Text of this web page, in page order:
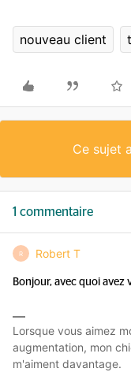
nouveau client
Ce sujet
1 commentaire
R Robert T
Bonjour, avec quoi avez
Lorsque vous aimez
augmentation, mon
m'aiment davantage.